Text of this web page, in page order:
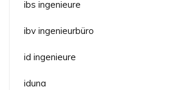
ibs ingenieure
ibv ingenieurbüro
id ingenieure
iduna